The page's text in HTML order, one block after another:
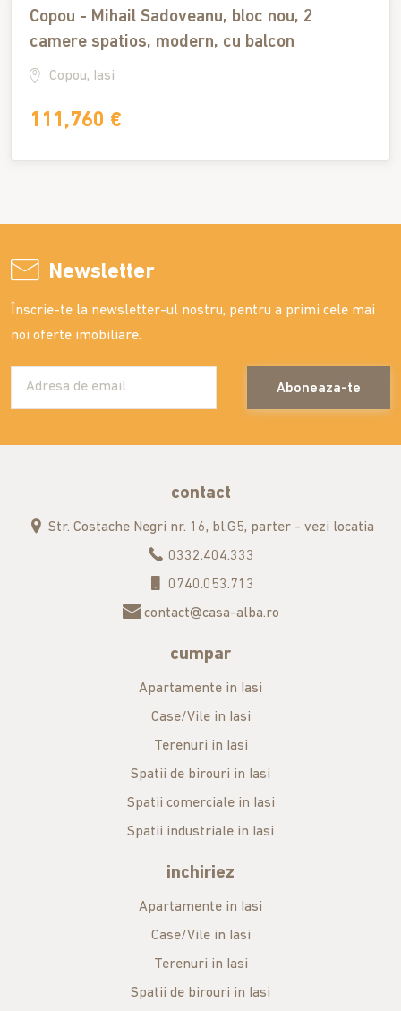
Copou - Mihail Sadoveanu, bloc nou, 2
camere spatios, modern, cu balcon
Copou, Iasi
111,760 €
Newsletter
Înscrie-te la newsletter-ul nostru, pentru a primi cele mai
noi oferte imobiliare.
Aboneaza-te
contact
Str. Costache Negri nr. 16, bl.G5, parter - vezi locatia
0332.404.333
0740.053.713
contact@casa-alba.ro
cumpar
Apartamente in Iasi
Case/Vile in Iasi
Terenuri in Iasi
Spatii de birouri in Iasi
Spatii comerciale in Iasi
Spatii industriale in Iasi
inchiriez
Apartamente in Iasi
Case/Vile in Iasi
Terenuri in Iasi
Spatii de birouri in Iasi